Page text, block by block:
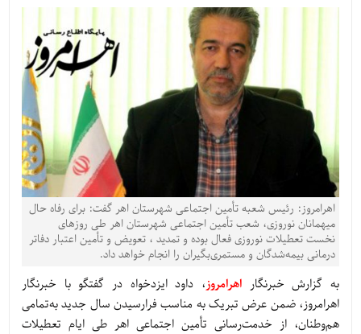
اهرامروز: رئیس شعبه تأمین اجتماعی شهرستان اهر گفت: برای رفاه حال
میهمانان نوروزی، شعب تأمین اجتماعی شهرستان اهر طی روزهای
نخست تعطیلات نوروزی فعال بوده و تمدید ، تعویض و تأمین اعتبار دفاتر
درمانی بیمه‌شدگان و مستمری‌بگیران را انجام خواهد داد.
به گزارش خبرنگاراهرامروز، داود ایزدخواه در گفتگو با خبرنگار
اهرامروز، ضمن عرض تبریک به مناسب فرارسیدن سال جدید به‌تمامی
هم‌وطنان، از خدمت‌رسانی تأمین اجتماعی اهر طی ایام تعطیلات